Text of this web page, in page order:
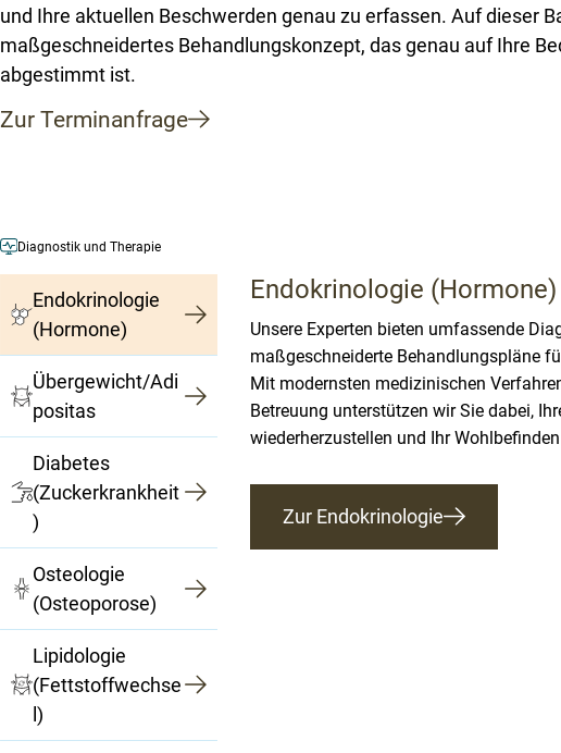
und Ihre aktuellen Beschwerden genau zu erfassen. Auf dieser
maßgeschneidertes Behandlungskonzept, das genau auf Ihre
abgestimmt ist.
Zur Terminanfrage
Diagnostik und Therapie
Endokrinologie
(Hormone)
Übergewicht/Adi
positas
Diabetes
(Zuckerkrankheit
)
Osteologie
(Osteoporose)
Lipidologie
(Fettstoffwechse
l)
Endokrinologie (Hormone)
Unsere Experten bieten umfassende
maßgeschneiderte Behandlungspläne
Mit modernsten medizinischen
Betreuung unterstützen wir Sie dabei,
wiederherzustellen und Ihr
Zur Endokrinologie